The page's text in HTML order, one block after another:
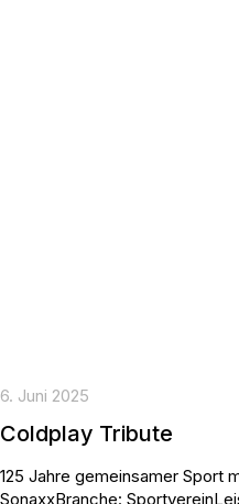
6. Juni 2025
Coldplay Tribute
125 Jahre gemeinsamer Sport
SonaxxBranche: